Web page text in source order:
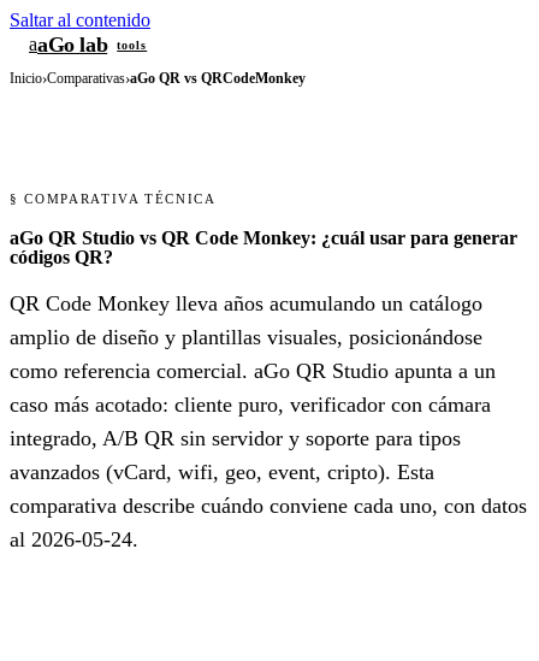
Saltar al contenido
aaGo lab tools
Inicio›Comparativas›aGo QR vs QRCodeMonkey
§ COMPARATIVA TÉCNICA
aGo QR Studio vs QR Code Monkey: ¿cuál usar para generar
códigos QR?
QR Code Monkey lleva años acumulando un catálogo
amplio de diseño y plantillas visuales, posicionándose
como referencia comercial. aGo QR Studio apunta a un
caso más acotado: cliente puro, verificador con cámara
integrado, A/B QR sin servidor y soporte para tipos
avanzados (vCard, wifi, geo, event, cripto). Esta
comparativa describe cuándo conviene cada uno, con datos
al 2026-05-24.